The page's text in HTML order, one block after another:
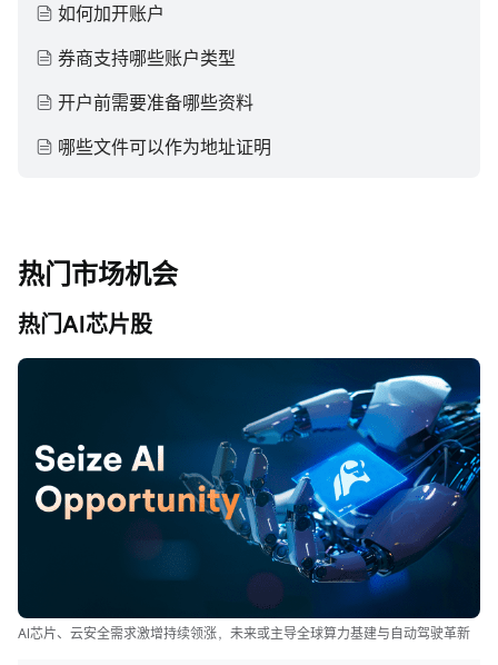
如何加开账户
券商支持哪些账户类型
开户前需要准备哪些资料
哪些文件可以作为地址证明
热门市场机会
热门AI芯片股
AI芯片、云安全需求激增持续领涨，未来或主导全球算力基建与自动驾驶革新